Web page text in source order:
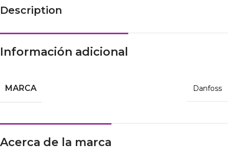
Description
Información adicional
MARCA Danfoss
Acerca de la marca